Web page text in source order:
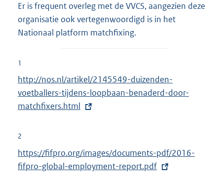
Er is frequent overleg met de VVCS, aangezien deze
organisatie ook vertegenwoordigd is in het
Nationaal platform matchfixing.
1
E
x
t
r
e
l
http://nos.nl/artikel/2145549-duizenden-
voetballers-tijdens-loopbaan-benaderd-door-
matchfixers.html
2
E
x
https://fifpro.org/images/documents-pdf/2016-
fifpro-global-employment-report.pdf